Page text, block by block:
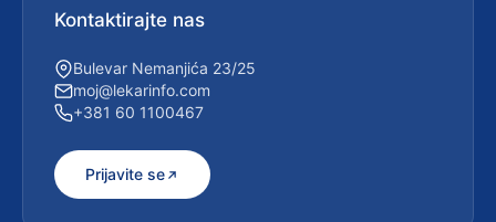
Kontaktirajte nas
Bulevar Nemanjića 23/25
moj@lekarinfo.com
+381 60 1100467
Prijavite se